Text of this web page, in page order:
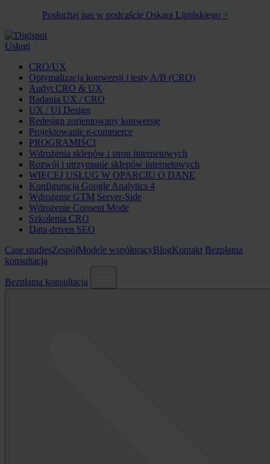
Posłuchaj nas w podcaście Oskara Lipińskiego >
Usługi
CRO/UX
Optymalizacja konwersji i testy A/B (CRO)
Audyt CRO & UX
Badania UX / CRO
UX / UI Design
Redesign zorientowany konwersję
Projektowanie e-commerce
PROGRAMIŚCI
Wdrożenia sklepów i stron internetowych
Rozwój i utrzymanie sklepów internetowych
WIĘCEJ USŁUG W OPARCIU O DANE
Konfiguracja Google Analytics 4
Wdrożenie GTM Server-Side
Wdrożenie Consent Mode
Szkolenia CRO
Data-driven SEO
Case studiesZespółModele współpracyBlogKontakt Bezpłatna
konsultacja
Bezpłatna konsultacja